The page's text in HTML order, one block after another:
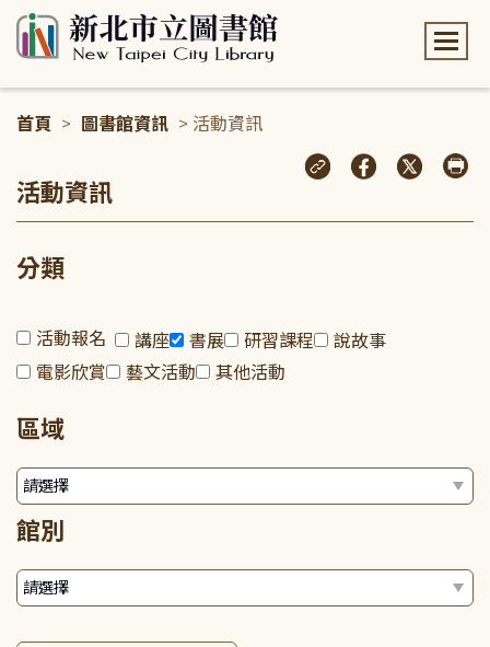
首頁 > 圖書館資訊 > 活動資訊
活動資訊
分類
活動報名 講座 書展 研習課程
說故事
電影欣賞
藝文活動 其他活動
區域
館別